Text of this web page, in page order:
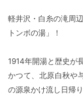
軽井沢・白糸の滝周
トンボの湯」！
1914年開湯と歴史が
かつて、北原白秋や
の源泉かけ流し日帰